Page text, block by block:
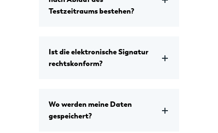
Testzeitraums bestehen?
Ist die elektronische Signatur
rechtskonform?
Wo werden meine Daten
gespeichert?